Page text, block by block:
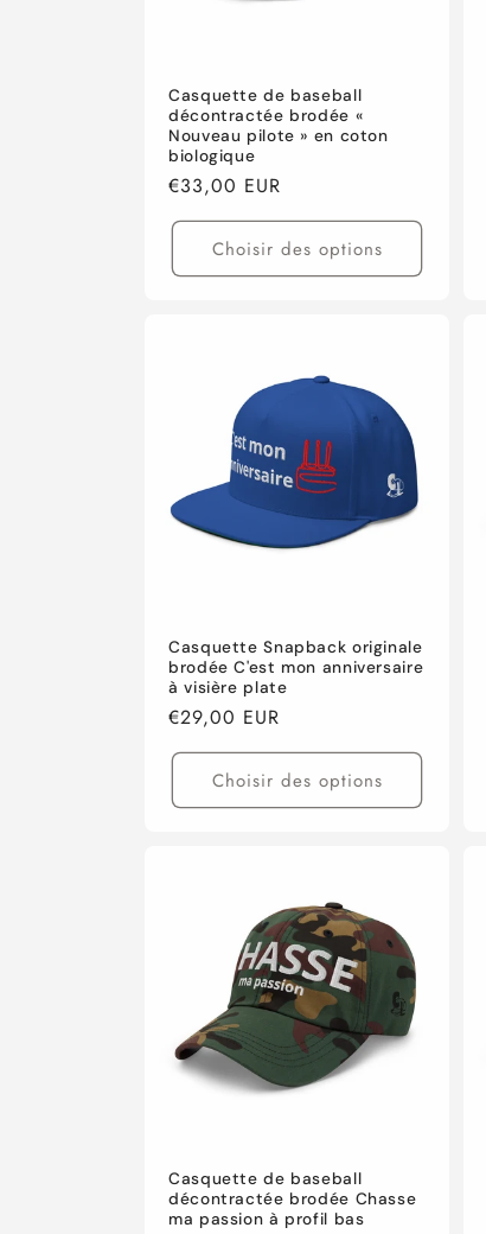
Casquette de baseball
décontractée brodée «
Nouveau pilote » en coton
biologique
Prix
habituel
€33,00 EUR
Choisir des options
Casquette Snapback originale
brodée C'est mon anniversaire
à visière plate
Prix
habituel
€29,00 EUR
Choisir des options
Casquette de baseball
décontractée brodée Chasse
ma passion à profil bas